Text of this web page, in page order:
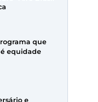
que
equidade
e